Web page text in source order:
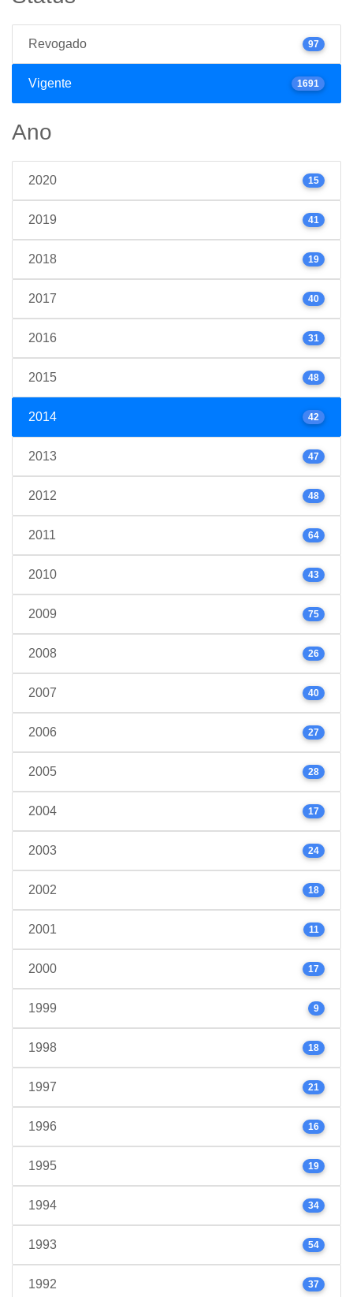
Revogado 97
Vigente 1691
Ano
2020 15
2019 41
2018 19
2017 40
2016 31
2015 48
2014 42
2013 47
2012 48
2011 64
2010 43
2009 75
2008 26
2007 40
2006 27
2005 28
2004 17
2003 24
2002 18
2001 11
2000 17
1999 9
1998 18
1997 21
1996 16
1995 19
1994 34
1993 54
1992 37